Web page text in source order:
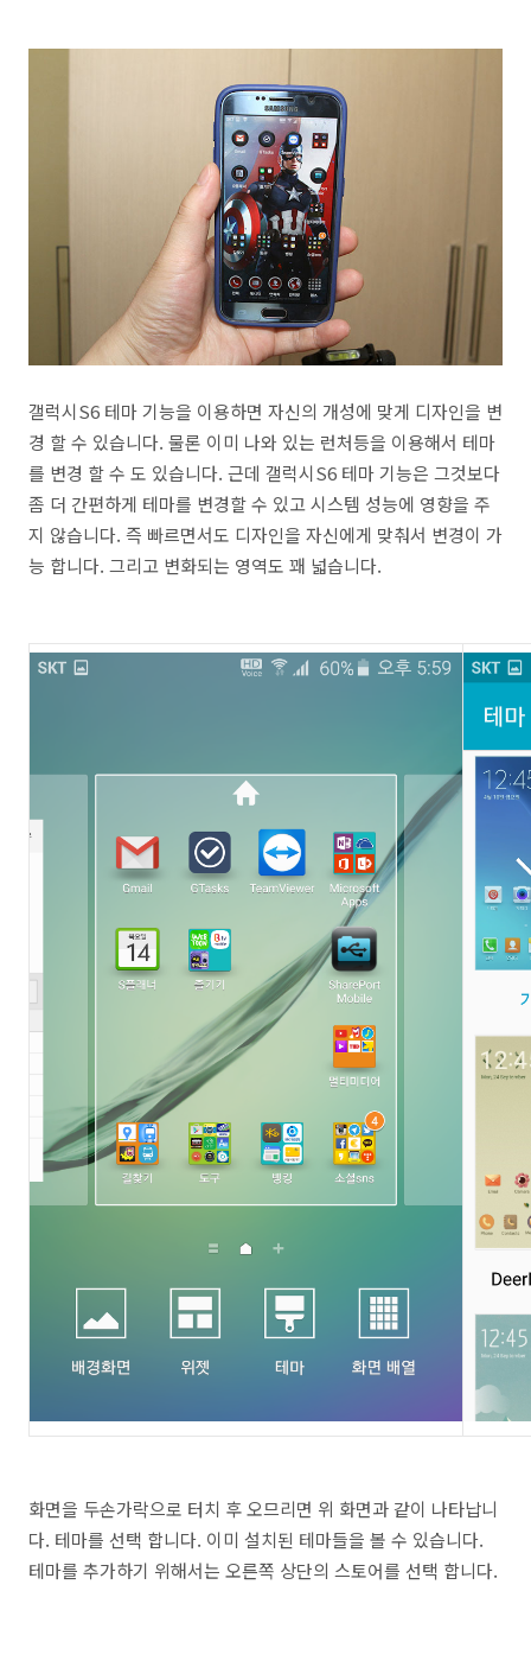
갤럭시S6 테마 기능을 이용하면 자신의 개성에 맞게 디자인을 변
경 할 수 있습니다. 물론 이미 나와 있는 런처등을 이용해서 테마
를 변경 할 수 도 있습니다. 근데 갤럭시S6 테마 기능은 그것보다
좀 더 간편하게 테마를 변경할 수 있고 시스템 성능에 영향을 주
지 않습니다. 즉 빠르면서도 디자인을 자신에게 맞춰서 변경이 가
능 합니다. 그리고 변화되는 영역도 꽤 넓습니다.
화면을 두손가락으로 터치 후 오므리면 위 화면과 같이 나타납니
다. 테마를 선택 합니다. 이미 설치된 테마들을 볼 수 있습니다.
테마를 추가하기 위해서는 오른쪽 상단의 스토어를 선택 합니다.